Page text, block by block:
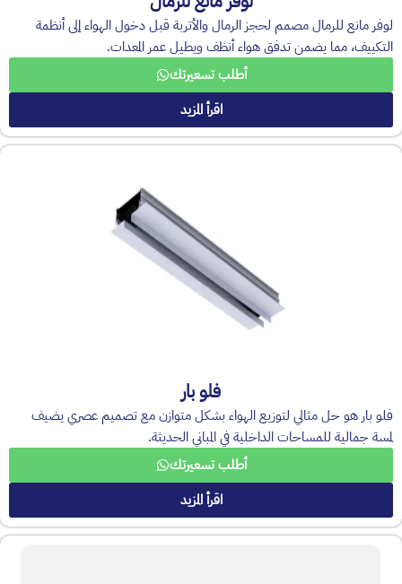
لوفر مانع للرمال مصمم لحجز الرمال والأتربة قبل دخول الهواء إلى أنظمة
التكييف، مما يضمن تدفق هواء أنظف ويطيل عمر المعدات.
أطلب تسعيرتك
اقرأ المزيد
فلو بار
فلو بار هو حل مثالي لتوزيع الهواء بشكل متوازن مع تصميم عصري يضيف
لمسة جمالية للمساحات الداخلية في المباني الحديثة.
أطلب تسعيرتك
اقرأ المزيد